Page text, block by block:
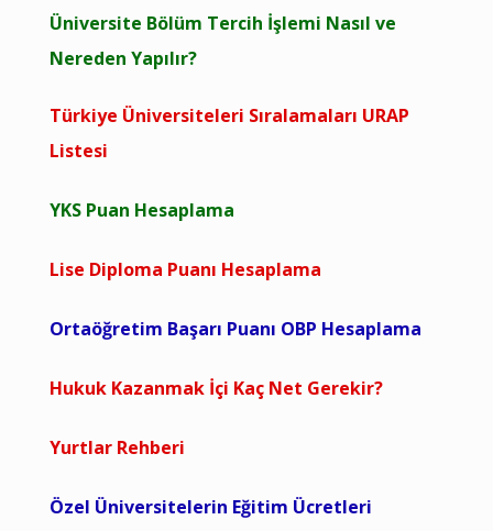
Üniversite Bölüm Tercih İşlemi Nasıl ve
Nereden Yapılır?
Türkiye Üniversiteleri Sıralamaları URAP
Listesi
YKS Puan Hesaplama
Lise Diploma Puanı Hesaplama
Ortaöğretim Başarı Puanı OBP Hesaplama
Hukuk Kazanmak İçi Kaç Net Gerekir?
Yurtlar Rehberi
Özel Üniversitelerin Eğitim Ücretleri